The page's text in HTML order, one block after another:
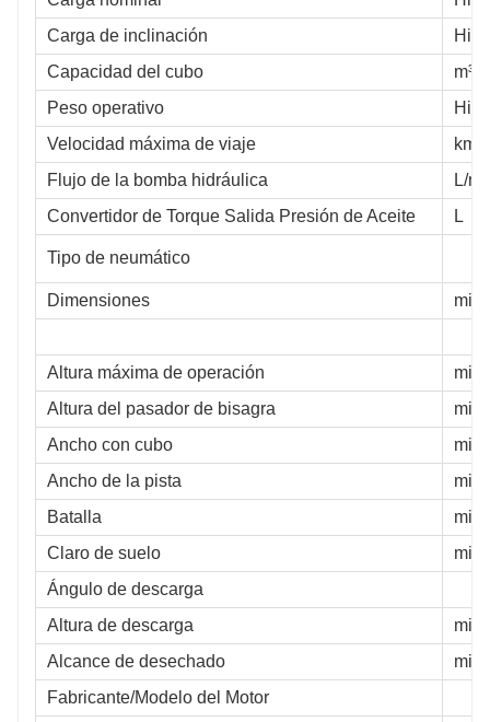
Carga de inclinación
Capacidad del cubo
m³
Peso operativo
Velocidad máxima de viaje
km/h
Flujo de la bomba hidráulica
L/
Convertidor de Torque Salida Presión de Aceite
L
Tipo de neumático
Dimensiones
Altura máxima de operación
Altura del pasador de bisagra
Ancho con cubo
Ancho de la pista
Batalla
Claro de suelo
Ángulo de descarga
Altura de descarga
Alcance de desechado
Fabricante/Modelo del Motor